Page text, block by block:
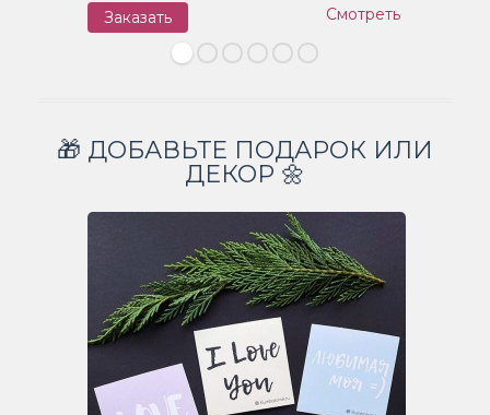
Заказать Смотреть
🎁 ДОБАВЬТЕ ПОДАРОК ИЛИ
ДЕКОР 🌼